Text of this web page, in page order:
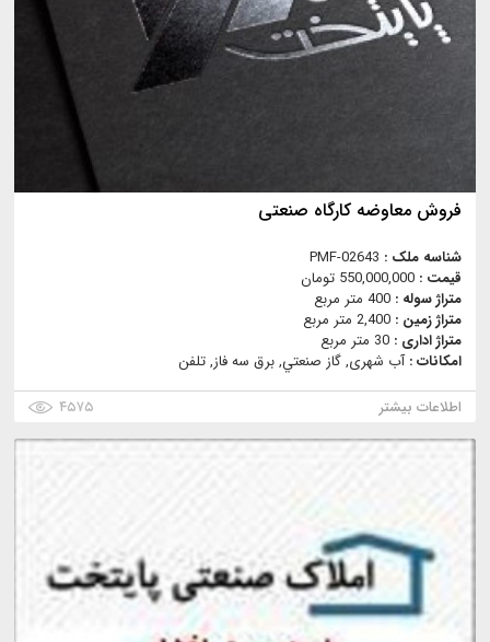
فروش معاوضه کارگاه صنعتی
شناسه ملک : PMF-02643
قیمت : 550,000,000 تومان
متراژ سوله : 400 متر مربع
متراژ زمین : 2,400 متر مربع
متراژ اداری : 30 متر مربع
امکانات :آب شهری, گاز صنعتي, برق سه فاز, تلفن
اطلاعات بیشتر
۴۵۷۵